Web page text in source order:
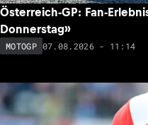
Österreich-GP: Fan-
Donnerstag»
MOTOGP 07.08.2026 - 11:14